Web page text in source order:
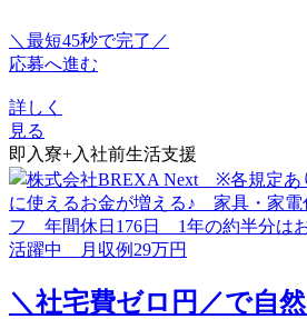
＼最短45秒で完了／
応募へ進む
詳しく
見る
即入寮+入社前生活支援
＼社宅費ゼロ円／で自